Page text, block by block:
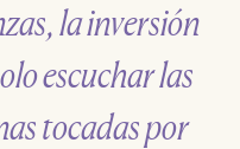
la inversión
escuchar las
tocadas por